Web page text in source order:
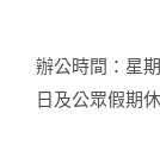
辦公時間：星
日及公眾假期